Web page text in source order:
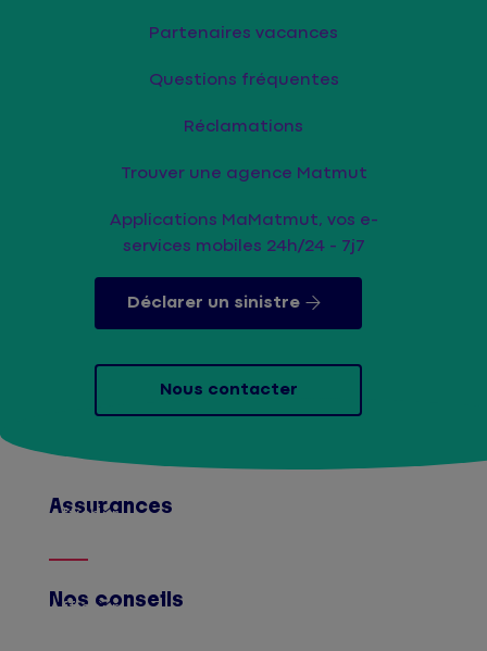
Partenaires vacances
Questions fréquentes
Réclamations
Trouver une agence Matmut
Applications MaMatmut, vos e-
services mobiles 24h/24 - 7j7
Déclarer un sinistre
Nous contacter
Assurances
Afficher
Nos conseils
Afficher